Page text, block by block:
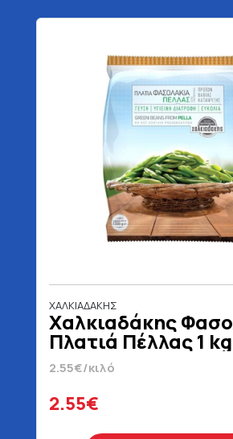
ΧΑΛΚΙΑΔΑΚΗΣ
Χαλκιαδάκης
Πλατιά Πέλλας 1 kg
2.55€/κιλό
2.55€